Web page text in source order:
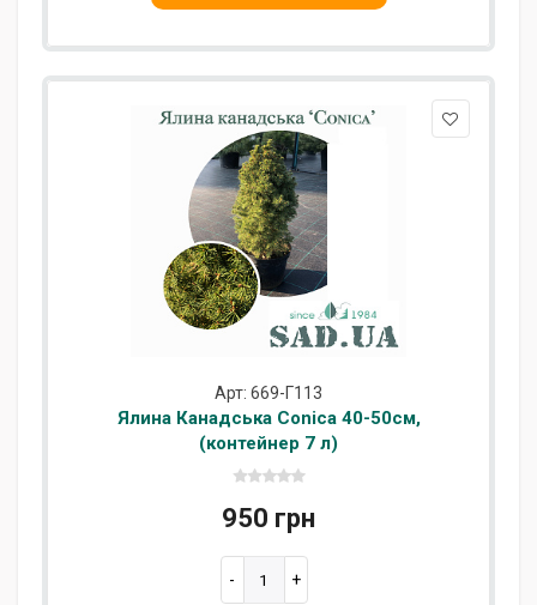
Арт: 669-Г113
Ялина Канадська Conica 40-50см,
(контейнер 7 л)
950 грн